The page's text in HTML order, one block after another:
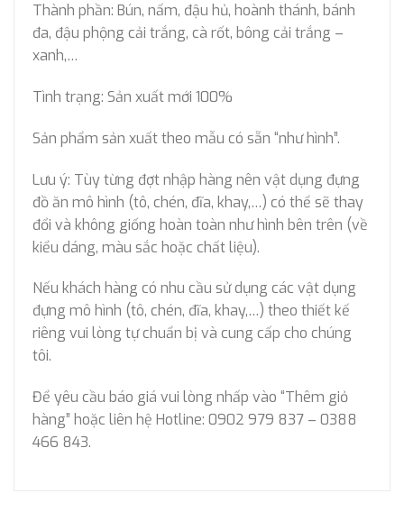
Thành phần: Bún, nấm, đậu hủ, hoành thánh, bánh
đa, đậu phộng cải trắng, cà rốt, bông cải trắng –
xanh,…
Tình trạng: Sản xuất mới 100%
Sản phẩm sản xuất theo mẫu có sẵn “như hình”.
Lưu ý: Tùy từng đợt nhập hàng nên vật dụng đựng
đồ ăn mô hình (tô, chén, đĩa, khay,…) có thể sẽ thay
đổi và không giống hoàn toàn như hình bên trên (về
kiểu dáng, màu sắc hoặc chất liệu).
Nếu khách hàng có nhu cầu sử dụng các vật dụng
đựng mô hình (tô, chén, đĩa, khay,…) theo thiết kế
riêng vui lòng tự chuẩn bị và cung cấp cho chúng
tôi.
Để yêu cầu báo giá vui lòng nhấp vào “Thêm giỏ
hàng” hoặc liên hệ Hotline: 0902 979 837 – 0388
466 843.